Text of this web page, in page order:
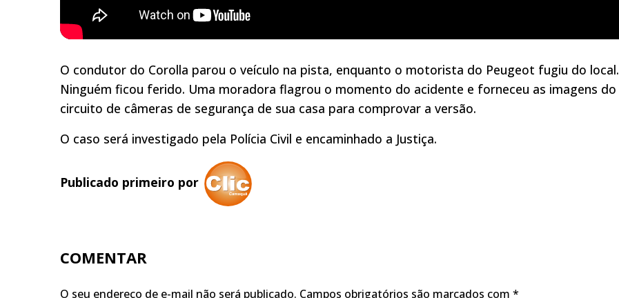
O condutor do Corolla parou o veículo na pista, enquanto o motorista do Peugeot fugiu do local.
Ninguém ficou ferido. Uma moradora flagrou o momento do acidente e forneceu as imagens do
circuito de câmeras de segurança de sua casa para comprovar a versão.
O caso será investigado pela Polícia Civil e encaminhado a Justiça.
Publicado primeiro por
COMENTAR
O seu endereço de e-mail não será publicado. Campos obrigatórios são marcados com *